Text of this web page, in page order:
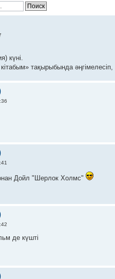
күні.
кітабым» тақырыбында
Дойл "Шерлок Холмс"
де күшті